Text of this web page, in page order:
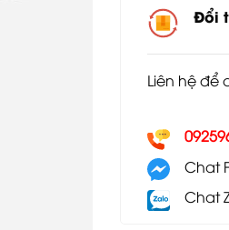
Đổi
Liên hệ để
Chat
Chat